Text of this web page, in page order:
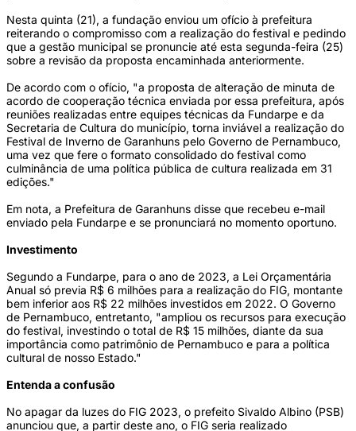
Nesta quinta (21), a fundação enviou um ofício à prefeitura
reiterando o compromisso com a realização do festival e pedindo
que a gestão municipal se pronuncie até esta segunda-feira (25)
sobre a revisão da proposta encaminhada anteriormente.
De acordo com o ofício, "a proposta de alteração de minuta de
acordo de cooperação técnica enviada por essa prefeitura, após
reuniões realizadas entre equipes técnicas da Fundarpe e da
Secretaria de Cultura do município, torna inviável a realização do
Festival de Inverno de Garanhuns pelo Governo de Pernambuco,
uma vez que fere o formato consolidado do festival como
culminância de uma política pública de cultura realizada em 31
edições."
Em nota, a Prefeitura de Garanhuns disse que recebeu e-mail
enviado pela Fundarpe e se pronunciará no momento oportuno.
Investimento
Segundo a Fundarpe, para o ano de 2023, a Lei Orçamentária
Anual só previa R$ 6 milhões para a realização do FIG, montante
bem inferior aos R$ 22 milhões investidos em 2022. O Governo
de Pernambuco, entretanto, "ampliou os recursos para execução
do festival, investindo o total de R$ 15 milhões, diante da sua
importância como patrimônio de Pernambuco e para a política
cultural de nosso Estado."
Entenda a confusão
No apagar da luzes do FIG 2023, o prefeito Sivaldo Albino (PSB)
anunciou que, a partir deste ano, o FIG seria realizado